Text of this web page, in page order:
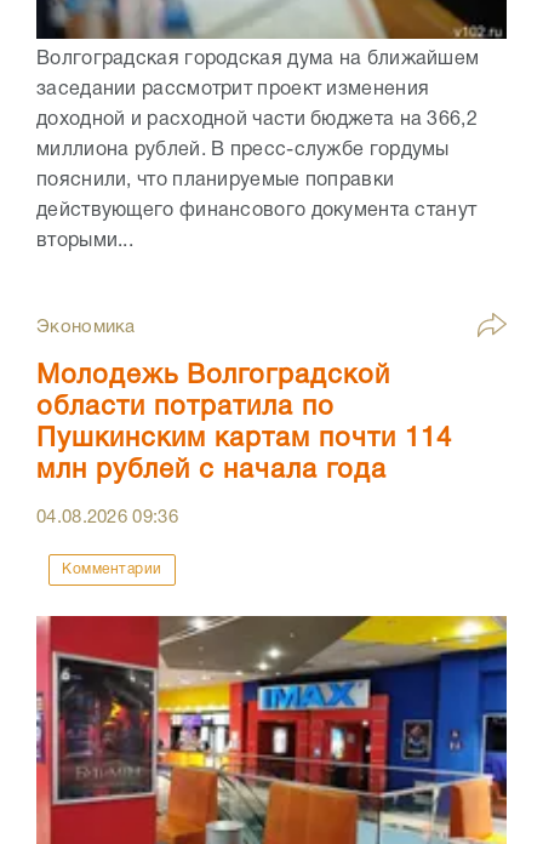
Волгоградская городская дума на ближайшем
заседании рассмотрит проект изменения
доходной и расходной части бюджета на 366,2
миллиона рублей. В пресс-службе гордумы
пояснили, что планируемые поправки
действующего финансового документа станут
вторыми...
Экономика
Молодежь Волгоградской
области потратила по
Пушкинским картам почти 114
млн рублей с начала года
04.08.202609:36
Комментарии